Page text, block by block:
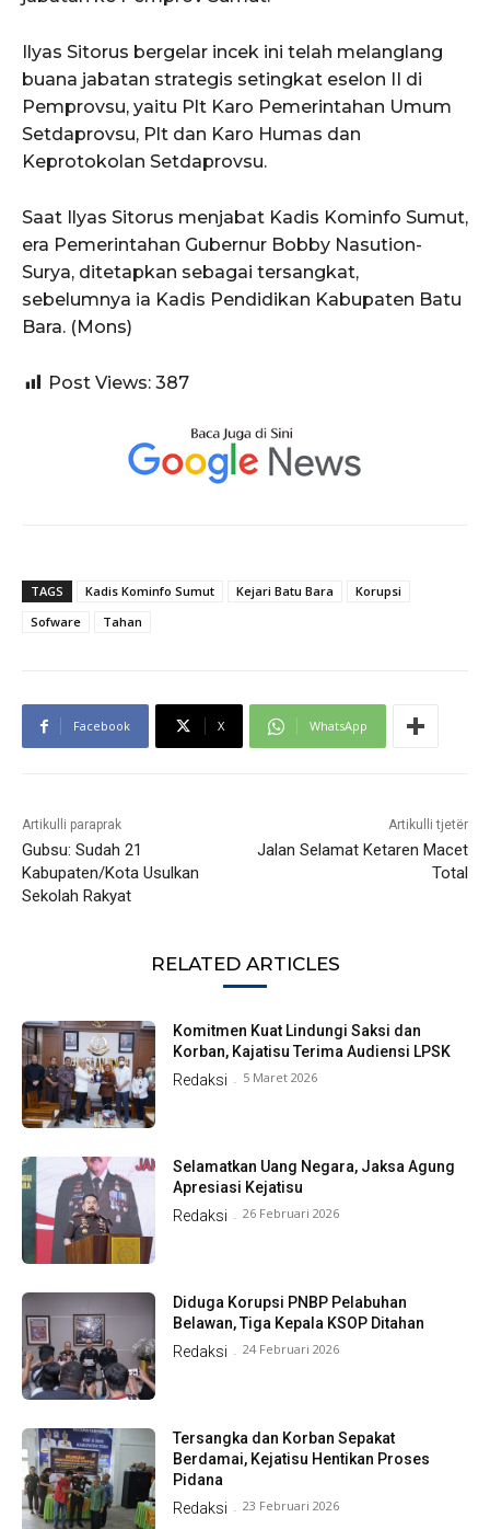
Ilyas Sitorus bergelar incek ini telah melanglang
buana jabatan strategis setingkat eselon II di
Pemprovsu, yaitu Plt Karo Pemerintahan Umum
Setdaprovsu, Plt dan Karo Humas dan
Keprotokolan Setdaprovsu.
Saat Ilyas Sitorus menjabat Kadis Kominfo Sumut,
era Pemerintahan Gubernur Bobby Nasution-
Surya, ditetapkan sebagai tersangkat,
sebelumnya ia Kadis Pendidikan Kabupaten Batu
Bara. (Mons)
Post Views: 387
TAGS Kadis Kominfo Sumut Kejari Batu Bara
Korupsi
Sofware
Tahan
Facebook X WhatsApp
Artikulli paraprak
Gubsu: Sudah 21
Kabupaten/Kota Usulkan
Sekolah Rakyat
Artikulli tjetër
Jalan Selamat Ketaren Macet
Total
RELATED ARTICLES
Komitmen Kuat Lindungi Saksi dan
Korban, Kajatisu Terima Audiensi LPSK
Redaksi - 5 Maret 2026
Selamatkan Uang Negara, Jaksa Agung
Apresiasi Kejatisu
Redaksi - 26 Februari 2026
Diduga Korupsi PNBP Pelabuhan
Belawan, Tiga Kepala KSOP Ditahan
Redaksi - 24 Februari 2026
Tersangka dan Korban Sepakat
Berdamai, Kejatisu Hentikan Proses
Pidana
Redaksi - 23 Februari 2026